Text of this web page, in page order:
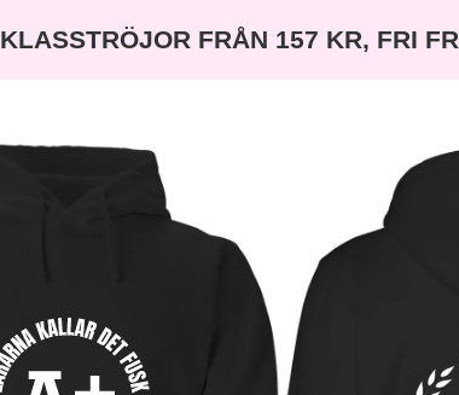
KLASSTRÖJOR FRÅN 157 KR, FRI